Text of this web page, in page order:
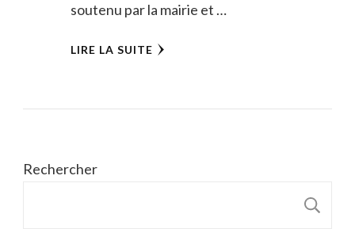
soutenu par la mairie et …
LIRE LA SUITE
Rechercher